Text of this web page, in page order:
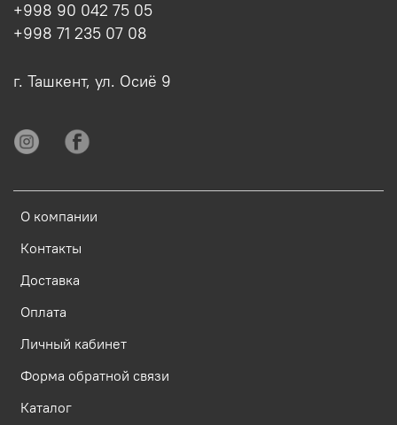
О компании
Контакты
Доставка
Оплата
Личный кабинет
Форма обратной связи
Каталог
+998 90 042 75 05
+998 71 235 07 08
г. Ташкент, ул. Осиё 9